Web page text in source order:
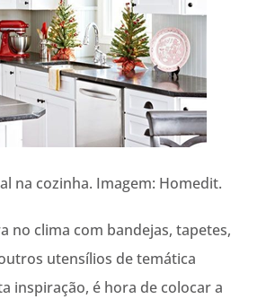
na cozinha. Imagem: Homedit.
no clima com bandejas, tapetes,
utensílios de temática
inspiração, é hora de colocar a